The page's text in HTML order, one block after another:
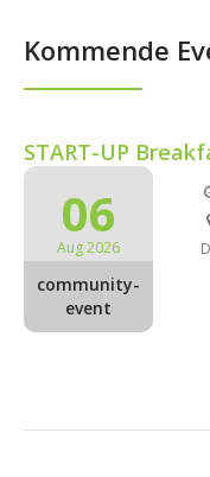
Kommende
START-UP
06
Aug 2026
community-
event